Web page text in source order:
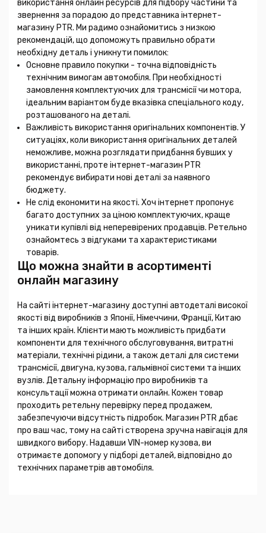
використання онлайн ресурсів для підбору частини та
звернення за порадою до представника інтернет-
магазину PTR. Ми радимо ознайомитись з низкою
рекомендацій, що допоможуть правильно обрати
необхідну деталь і уникнути помилок:
Основне правило покупки - точна відповідність
технічним вимогам автомобіля. При необхідності
замовлення комплектуючих для трансмісії чи мотора,
ідеальним варіантом буде вказівка спеціального коду,
розташованого на деталі.
Важливість використання оригінальних компонентів. У
ситуаціях, коли використання оригінальних деталей
неможливе, можна розглядати придбання бувших у
використанні, проте інтернет-магазин PTR
рекомендує вибирати нові деталі за наявного
бюджету.
Не слід економити на якості. Хоч інтернет пропонує
багато доступних за ціною комплектуючих, краще
уникати купівлі від неперевірених продавців. Ретельно
ознайомтесь з відгуками та характеристиками
товарів.
Що можна знайти в асортименті
онлайн магазину
На сайті інтернет-магазину доступні автодеталі високої
якості від виробників з Японії, Німеччини, Франції, Китаю
та інших країн. Клієнти мають можливість придбати
компоненти для технічного обслуговування, витратні
матеріали, технічні рідини, а також деталі для системи
трансмісії, двигуна, кузова, гальмівної системи та інших
вузлів. Детальну інформацію про виробників та
консультації можна отримати онлайн. Кожен товар
проходить ретельну перевірку перед продажем,
забезпечуючи відсутність підробок. Магазин PTR дбає
про ваш час, тому на сайті створена зручна навігація для
швидкого вибору. Надавши VIN-номер кузова, ви
отримаєте допомогу у підборі деталей, відповідно до
технічних параметрів автомобіля.